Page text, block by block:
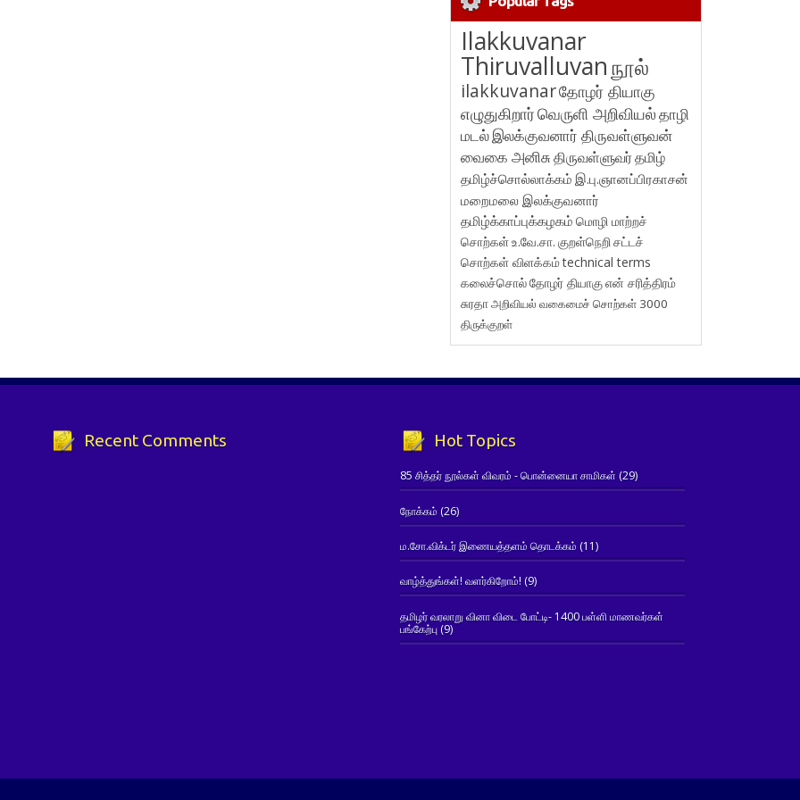
Ilakkuvanar
Thiruvalluvanநூல்
ilakkuvanarதோழர் தியாகு
எழுதுகிறார்வெருளி அறிவியல்தாழி
மடல்இலக்குவனார் திருவள்ளுவன்
வைகை அனிசுதிருவள்ளுவர்தமிழ்
தமிழ்ச்சொல்லாக்கம் இ.பு.ஞானப்பிரகாசன்
மறைமலை இலக்குவனார்
தமிழ்க்காப்புக்கழகம் மொழி மாற்றச்
சொற்கள்உ.வே.சா. குறள்நெறி சட்டச்
சொற்கள் விளக்கம்technical terms
கலைச்சொல்தோழர் தியாகுஎன் சரித்திரம்
சுரதாஅறிவியல் வகைமைச் சொற்கள் 3000
திருக்குறள்
Recent Comments Hot Topics
85 சித்தர் நூல்கள் விவரம் - பொன்னையா சாமிகள் (29)
நோக்கம் (26)
ம.சோ.விக்டர் இணையத்தளம் தொடக்கம் (11)
வாழ்த்துங்கள்! வளர்கிறோம்! (9)
தமிழர் வரலாறு வினா விடை போட்டி- 1400 பள்ளி மாணவர்கள்
பங்கேற்பு(9)